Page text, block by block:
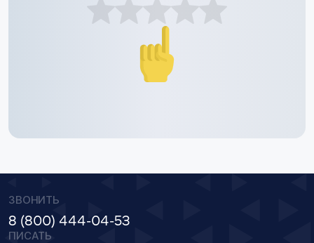
ЗВОНИТЬ
8 (800) 444-04-53
ПИСАТЬ